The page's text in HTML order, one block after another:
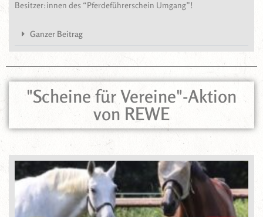
Besitzer:innen des “Pferdeführerschein Umgang”!
Ganzer Beitrag
"Scheine für Vereine"-Aktion
von REWE